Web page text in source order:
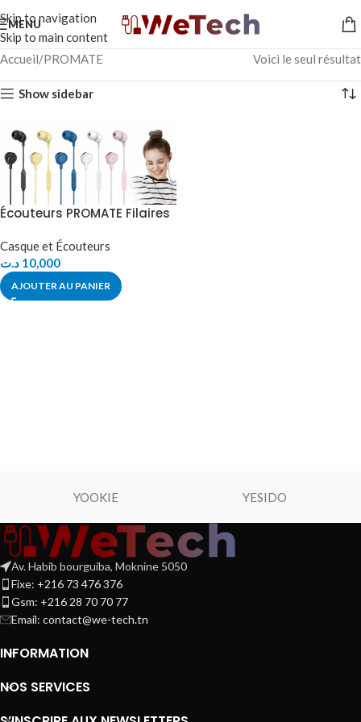
Skip to navigation
Skip to main content
MENU
Accueil PROMATE Voici le seul résultat
Show sidebar
Écouteurs PROMATE Filaires
Casque et Écouteurs
10,000 د.ت
AJOUTER AU PANIER
YOOKIE YESIDO
Av. Habib bourguiba, Moknine 5050
Fixe: +216 73 476 376
Gsm: +216 28 70 70 77
Email: contact@we-tech.tn
INFORMATION
NOS SERVICES